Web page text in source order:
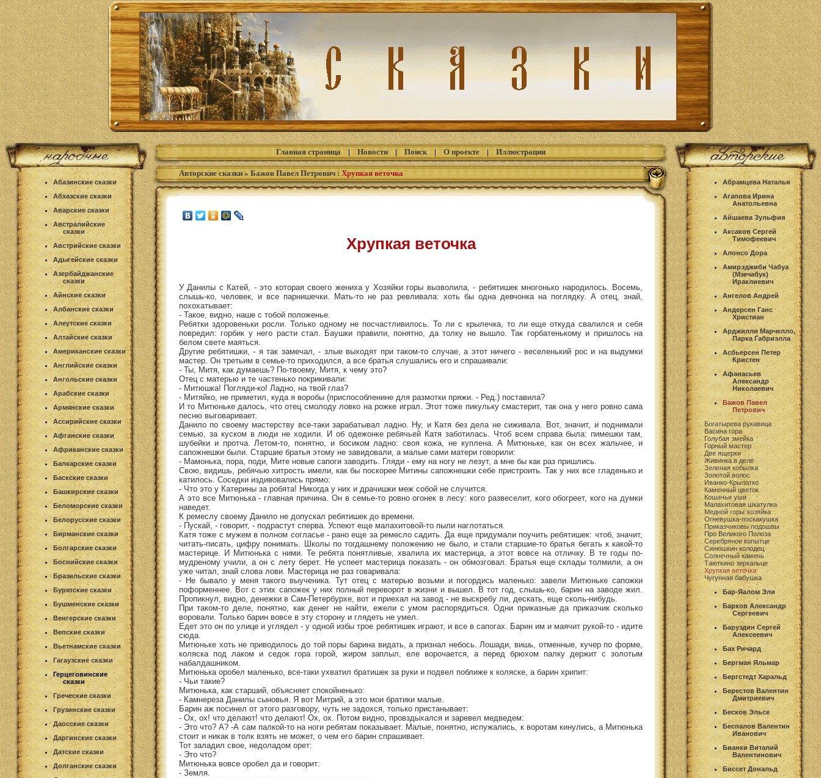
Абазинские сказки
Абхазские сказки
Аварские сказки
Австралийские
сказки
Австрийские сказки
Адыгейские сказки
Азербайджанские
сказки
Айнские сказки
Албанские сказки
Алеутские сказки
Алтайские сказки
Американские сказки
Английские сказки
Ангольские сказки
Арабские сказки
Армянские сказки
Ассирийские сказки
Афганские сказки
Африканские сказки
Балкарские сказки
Баскские сказки
Башкирские сказки
Беломорские сказки
Белорусские сказки
Бирманские сказки
Болгарские сказки
Боснийские сказки
Бразильские сказки
Бурятские сказки
Бушменские сказки
Венгерские сказки
Вепские сказки
Вьетнамские сказки
Гагаузские сказки
Герцеговинские
сказки
Греческие сказки
Грузинские сказки
Даосские сказки
Даргинские сказки
Датские сказки
Долганские сказки
Главная страница| Новости| Поиск| О проекте| Иллюстрации
Авторские сказки » Бажов Павел Петрович : Хрупкая веточка
Хрупкая веточка
У Данилы с Катей, - это которая своего жениха у Хозяйки горы вызволила, - ребятишек многонько народилось. Восемь,
слышь-ко, человек, и все парнишечки. Мать-то не раз ревливала: хоть бы одна девчонка на поглядку. А отец, знай,
похохатывает:
- Такое, видно, наше с тобой положенье.
Ребятки здоровеньки росли. Только одному не посчастливилось. То ли с крылечка, то ли еще откуда свалился и себя
повредил: горбик у него расти стал. Баушки правили, понятно, да толку не вышло. Так горбатенькому и пришлось на
белом свете маяться.
Другие ребятишки, - я так замечал, - злые выходят при таком-то случае, а этот ничего - веселенький рос и на выдумки
мастер. Он третьим в семье-то приходился, а все братья слушались его и спрашивали:
- Ты, Митя, как думаешь? По-твоему, Митя, к чему это?
Отец с матерью и те частенько покрикивали:
- Митюшка! Погляди-ко! Ладно, на твой глаз?
- Митяйко, не приметил, куда я воробы (приспособленине для размотки пряжи. - Ред.) поставила?
И то Митюньке далось, что отец смолоду ловко на рожке играл. Этот тоже пикульку смастерит, так она у него ровно сама
песню выговаривает.
Данило по своему мастерству все-таки зарабатывал ладно. Ну, и Катя без дела не сиживала. Вот, значит, и поднимали
семью, за куском в люди не ходили. И об одежонке ребячьей Катя заботилась. Чтоб всем справа была: пимешки там,
шубейки и протча. Летом-то, понятно, и босиком ладно: своя кожа, не куплена. А Митюньке, как он всех жальчее, и
сапожнешки были. Старшие братья этому не завидовали, а малые сами матери говорили:
- Мамонька, пора, поди, Мите новые сапоги заводить. Гляди - ему на ногу не лезут, а мне бы как раз пришлись.
Свою, видишь, ребячью хитрость имели, как бы поскорее Митины сапожнешки себе пристроить. Так у них все гладенько и
катилось. Соседки издивовались прямо:
- Что это у Катерины за робята! Никогда у них и драчишки меж собой не случится.
А это все Митюнька - главная причина. Он в семье-то ровно огонек в лесу: кого развеселит, кого обогреет, кого на думки
наведет.
К ремеслу своему Данило не допускал ребятишек до времени.
- Пускай, - говорит, - подрастут сперва. Успеют еще малахитовой-то пыли наглотаться.
Катя тоже с мужем в полном согласье - рано еще за ремесло садить. Да еще придумали поучить ребятишек: чтоб, значит,
читать-писать, цифру понимать. Школы по тогдашнему положению не было, и стали старшие-то братья бегать к какой-то
мастерице. И Митюнька с ними. Те ребята понятливые, хвалила их мастерица, а этот вовсе на отличку. В те годы по-
мудреному учили, а он с лету берет. Не успеет мастерица показать - он обмозговал. Братья еще склады толмили, а он
уже читал, знай слова лови. Мастерица не раз говаривала:
- Не бывало у меня такого выученика. Тут отец с матерью возьми и погордись маленько: завели Митюньке сапожки
поформеннее. Вот с этих сапожек у них полный переворот в жизни и вышел. В тот год, слышь-ко, барин на заводе жил.
Пропикнул, видно, денежки в Сам-Петербурхе, вот и приехал на завод - не выскребу ли, дескать, еще сколь-нибудь.
При таком-то деле, понятно, как денег не найти, ежели с умом распорядиться. Одни приказные да приказчик сколько
воровали. Только барин вовсе в эту сторону и глядеть не умел.
Едет это он по улице и углядел - у одной избы трое ребятишек играют, и все в сапогах. Барин им и маячит рукой-то - идите
сюда.
Митюньке хоть не приводилось до той поры барина видать, а признал небось. Лошади, вишь, отменные, кучер по форме,
коляска под лаком и седок гора горой, жиром заплыл, еле ворочается, а перед брюхом палку держит с золотым
набалдашником.
Митюнька оробел маленько, все-таки ухватил братишек за руки и подвел поближе к коляске, а барин хрипит:
- Чьи такие?
Митюнька, как старший, объясняет спокойненько:
- Камнереза Данилы сыновья. Я вот Митрий, а это мои братики малые.
Барин аж посинел от этого разговору, чуть не задохся, только пристанывает:
- Ох, ох! что делают! что делают! Ох, ох. Потом видно, провздыхался и заревел медведем:
- Это что? А? -А сам палкой-то на ноги ребятам показывает. Малые, понятно, испужались, к воротам кинулись, а Митюнька
стоит и никак в толк взять не может, о чем его барин спрашивает.
Тот заладил свое, недоладом орет:
- Это что?
Митюнька вовсе оробел да и говорит:
- Земля.
Абрамцева Наталья
Агапова Ирина
Анатольевна
Айшаева Зульфия
Аксаков Сергей
Тимофеевич
Алонсо Дора
Амирэджиби Чабуа
(Мзечабук)
Ираклиевич
Ангелов Андрей
Андерсен Ганс
Христиан
Арджилли Марчелло,
Парка Габриэлла
Асбьерсен Петер
Кристен
Афанасьев
Александр
Николаевич
Бажов Павел
Петрович
Богатырева рукавица
Васина гора
Голубая змейка
Горный мастер
Две ящерки
Живинка в деле
Зеленая кобылка
Золотой волос
Иванко-Крылатко
Каменный цветок
Кошачьи уши
Малахитовая шкатулка
Медной горы хозяйка
Огневушка-поскакушка
Приказчиковы подошвы
Про Великого Полоза
Серебряное копытце
Синюшкин колодец
Солнечный камень
Таюткино зеркальце
Хрупкая веточка
Чугунная бабушка
Бар-Яалом Эли
Барков Александр
Сергеевич
Баруздин Сергей
Алексеевич
Бах Ричард
Бергман Яльмар
Бергстедт Харальд
Берестов Валентин
Дмитриевич
Бесков Эльсе
Беспалов Валентин
Иванович
Бианки Виталий
Валентинович
Биссет Дональд